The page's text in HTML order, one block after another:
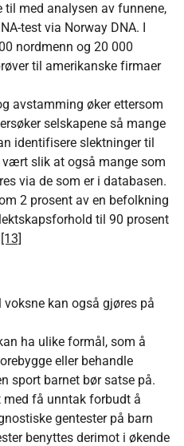
til med analysen av funnene,
test via Norway DNA. I
nordmenn og 20 000
til amerikanske firmaer
avstamming øker ettersom
selskapene så mange
identifisere slektninger til
slik at også mange som
via de som er i databasen.
2 prosent av en befolkning
til 90 prosent
[13]
kan også gjøres på
ha ulike formål, som å
eller behandle
sport barnet bør satse på.
med få unntak forbudt å
gentester på barn
benyttes derimot i økende